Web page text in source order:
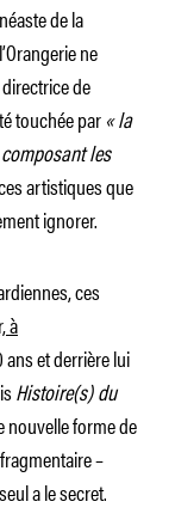
de la
ne
de
touchée par« la
les
artistiques que
ignorer.
ces
à
ans et derrière lui
Histoire(s) du
nouvelle forme de
–
a le secret.